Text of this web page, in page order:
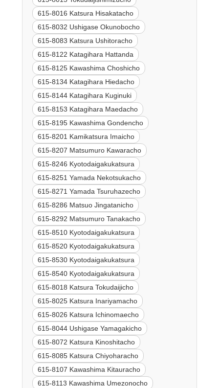
615-8016 Katsura Hisakatacho
615-8032 Ushigase Okunobocho
615-8083 Katsura Ushitoracho
615-8122 Katagihara Hattanda
615-8125 Kawashima Choshicho
615-8134 Katagihara Hiedacho
615-8144 Katagihara Kuginuki
615-8153 Katagihara Maedacho
615-8195 Kawashima Gondencho
615-8201 Kamikatsura Imaicho
615-8207 Matsumuro Kawaracho
615-8246 Kyotodaigakukatsura
615-8251 Yamada Nekotsukacho
615-8271 Yamada Tsuruhazecho
615-8286 Matsuo Jingatanicho
615-8292 Matsumuro Tanakacho
615-8510 Kyotodaigakukatsura
615-8520 Kyotodaigakukatsura
615-8530 Kyotodaigakukatsura
615-8540 Kyotodaigakukatsura
615-8018 Katsura Tokudaijicho
615-8025 Katsura Inariyamacho
615-8026 Katsura Ichinomaecho
615-8044 Ushigase Yamagakicho
615-8072 Katsura Kinoshitacho
615-8085 Katsura Chiyoharacho
615-8107 Kawashima Kitauracho
615-8113 Kawashima Umezonocho